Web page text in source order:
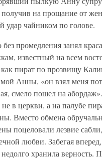
получив на прощание от
удар чайником по голове.
без промедления занял
известный на всем
пират по прозвищу
Анны, «он взял меня
смело пошел на
в церкви, а на палубе
Вместо обмена
поцеловали лезвие
любви. Забегая вперед,
хранила верность.